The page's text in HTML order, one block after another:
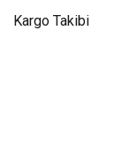
Kargo Takibi